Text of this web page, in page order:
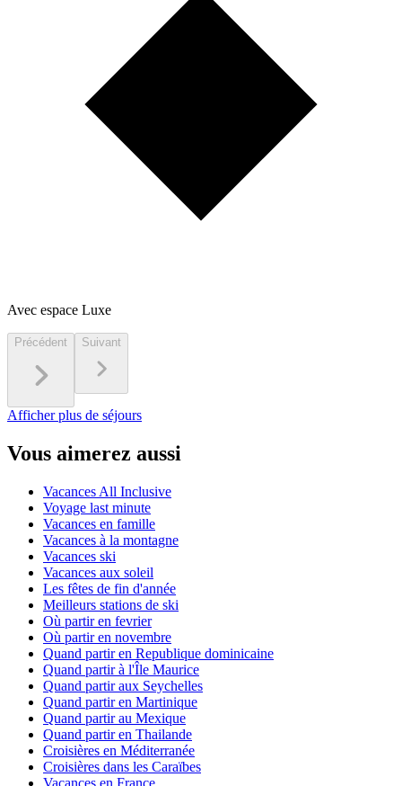
Avec espace Luxe
Précédent Suivant
Afficher plus de séjours
Vous aimerez aussi
Vacances All Inclusive
Voyage last minute
Vacances en famille
Vacances à la montagne
Vacances ski
Vacances aux soleil
Les fêtes de fin d'année
Meilleurs stations de ski
Où partir en fevrier
Où partir en novembre
Quand partir en Republique dominicaine
Quand partir à l'Île Maurice
Quand partir aux Seychelles
Quand partir en Martinique
Quand partir au Mexique
Quand partir en Thailande
Croisières en Méditerranée
Croisières dans les Caraïbes